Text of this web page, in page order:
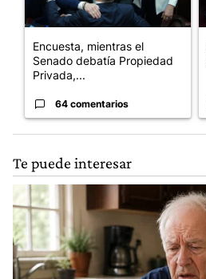
Encuesta, mientras el
Senado debatía Propiedad
Privada,...
64 comentarios